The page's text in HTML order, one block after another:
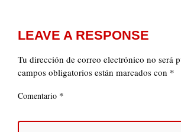
LEAVE A RESPONSE
Tu dirección de correo electrónico no será
campos obligatorios están marcados con *
Comentario *